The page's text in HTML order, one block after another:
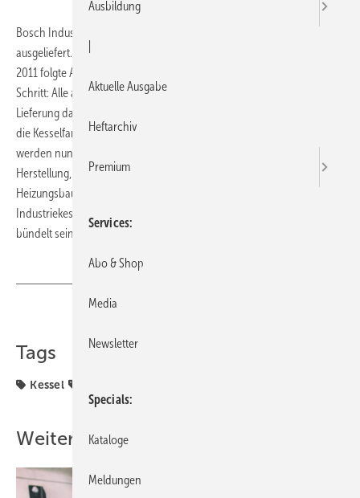
Bosch Industriekessel hat den ersten Kessel unter der Marke Bosch
ausgeliefert. Nach der Umfirmierung in Bosch Industriekessel im Jahr
2011 folgte Anfang Juli 2012 mit der Markenumstellung der nächste
Schritt: Alle ab diesem Zeitpunkt bestellten Kessel werden bei ihrer
Lieferung das Bosch-Logo tragen. Mit der neuen Marke ändern sich
die Kesselfarben: Kam bisher Dunkelblau von Loos zum Einsatz, so
werden nun Anthrazit und Rot verwendet. Kundenspezifische
Herstellung, Ansprechpartner, Vertriebsweg über den Anlagen- und
Heizungsbau, Produktqualität und das Leistungsangebot von Bosch
Industriekessel bleiben hingegen unverändert. Bosch Thermotechnik
bündelt sein Großanlagengeschäft weltweit unter der Marke Bosch.
Tags
Kessel
Weitere Inhalte
Ausbildung
Aktuelle Ausgabe
Heftarchiv
Premium
Services
Abo & Shop
Media
Newsletter
Specials
Kataloge
Meldungen